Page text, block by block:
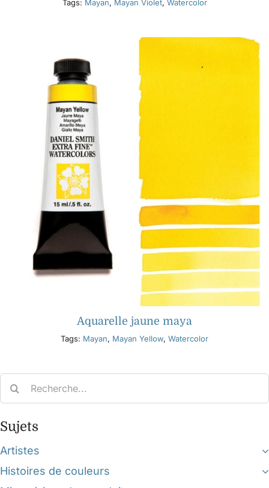
Tags: Mayan, Mayan Violet, Watercolor
Aquarelle jaune maya
Tags: Mayan, Mayan Yellow, Watercolor
Sujets
Artistes
Histoires de couleurs